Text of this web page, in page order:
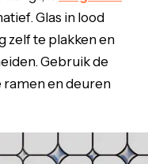
Glas in lood
zelf te plakken en
Gebruik de
ramen en deuren